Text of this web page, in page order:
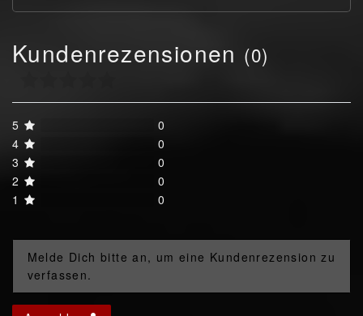
Kundenrezensionen (0)
5
0
4
0
3
0
2
0
1
0
Melde Dich bitte an, um eine Kundenrezension zu
verfassen.